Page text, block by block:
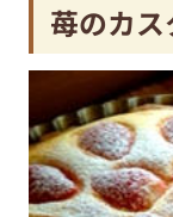
苺のカ